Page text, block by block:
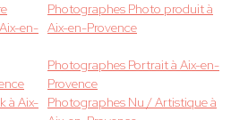
en-
Photographes Photo produit à
Aix-en-Provence
Photographes Portrait à Aix-en-
Provence
à Aix-
Photographes Nu / Artistique à